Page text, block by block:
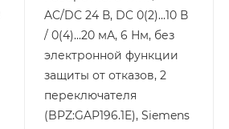
AC/DC 24 В, DC 0(2)...10 В
/ 0(4)...20 мА, 6 Нм, без
электронной функции
защиты от отказов, 2
переключателя
(BPZ:GAP196.1E), Siemens